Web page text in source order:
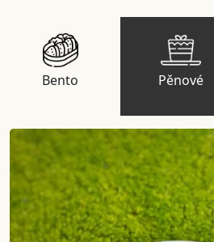
Bento Pěnové